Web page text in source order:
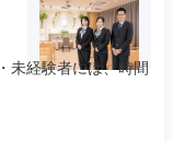
未経験者には、時間